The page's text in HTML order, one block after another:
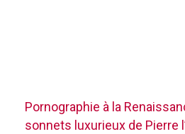
Pornographie à la
sonnets luxurieux de Pierre